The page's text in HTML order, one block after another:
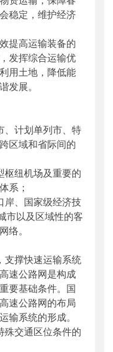
稳定，维护经济
高运输装备的
发挥综合运输优
用土地，降低能
发展。
计划单列市、特
区域和省际间的
纽机场及重要的
系；
、国家级经济技
市以及区域性的客
络。
撑快速运输系统
速公路网是构成
要基础条件。国
速公路网的布局
输系统的形成。
交通区位条件的